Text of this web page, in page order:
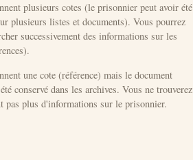
plusieurs cotes (le prisonnier peut avoir été
plusieurs listes et documents). Vous pourrez
successivement des informations sur les
une cote (référence) mais le document
conservé dans les archives. Vous ne trouverez
pas plus d'informations sur le prisonnier.